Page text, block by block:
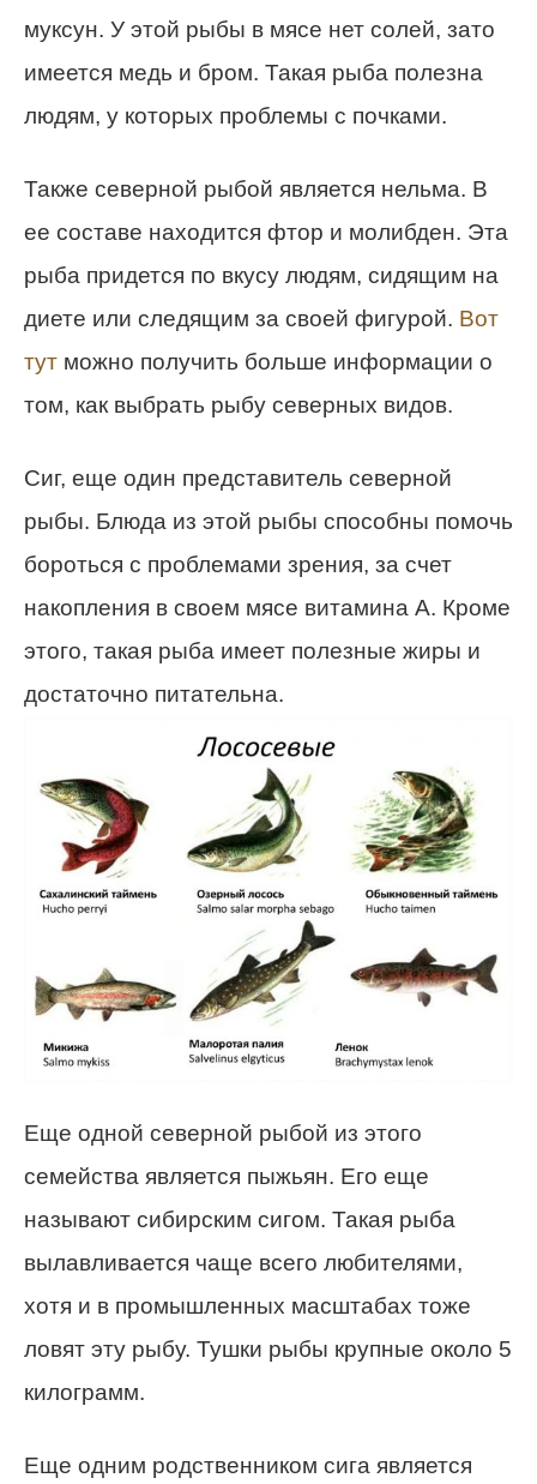
муксун. У этой рыбы в мясе нет солей, зато
имеется медь и бром. Такая рыба полезна
людям, у которых проблемы с почками.
Также северной рыбой является нельма. В
ее составе находится фтор и молибден. Эта
рыба придется по вкусу людям, сидящим на
диете или следящим за своей фигурой. Вот
тут можно получить больше информации о
том, как выбрать рыбу северных видов.
Сиг, еще один представитель северной
рыбы. Блюда из этой рыбы способны помочь
бороться с проблемами зрения, за счет
накопления в своем мясе витамина А. Кроме
этого, такая рыба имеет полезные жиры и
достаточно питательна.
Еще одной северной рыбой из этого
семейства является пыжьян. Его еще
называют сибирским сигом. Такая рыба
вылавливается чаще всего любителями,
хотя и в промышленных масштабах тоже
ловят эту рыбу. Тушки рыбы крупные около 5
килограмм.
Еще одним родственником сига является